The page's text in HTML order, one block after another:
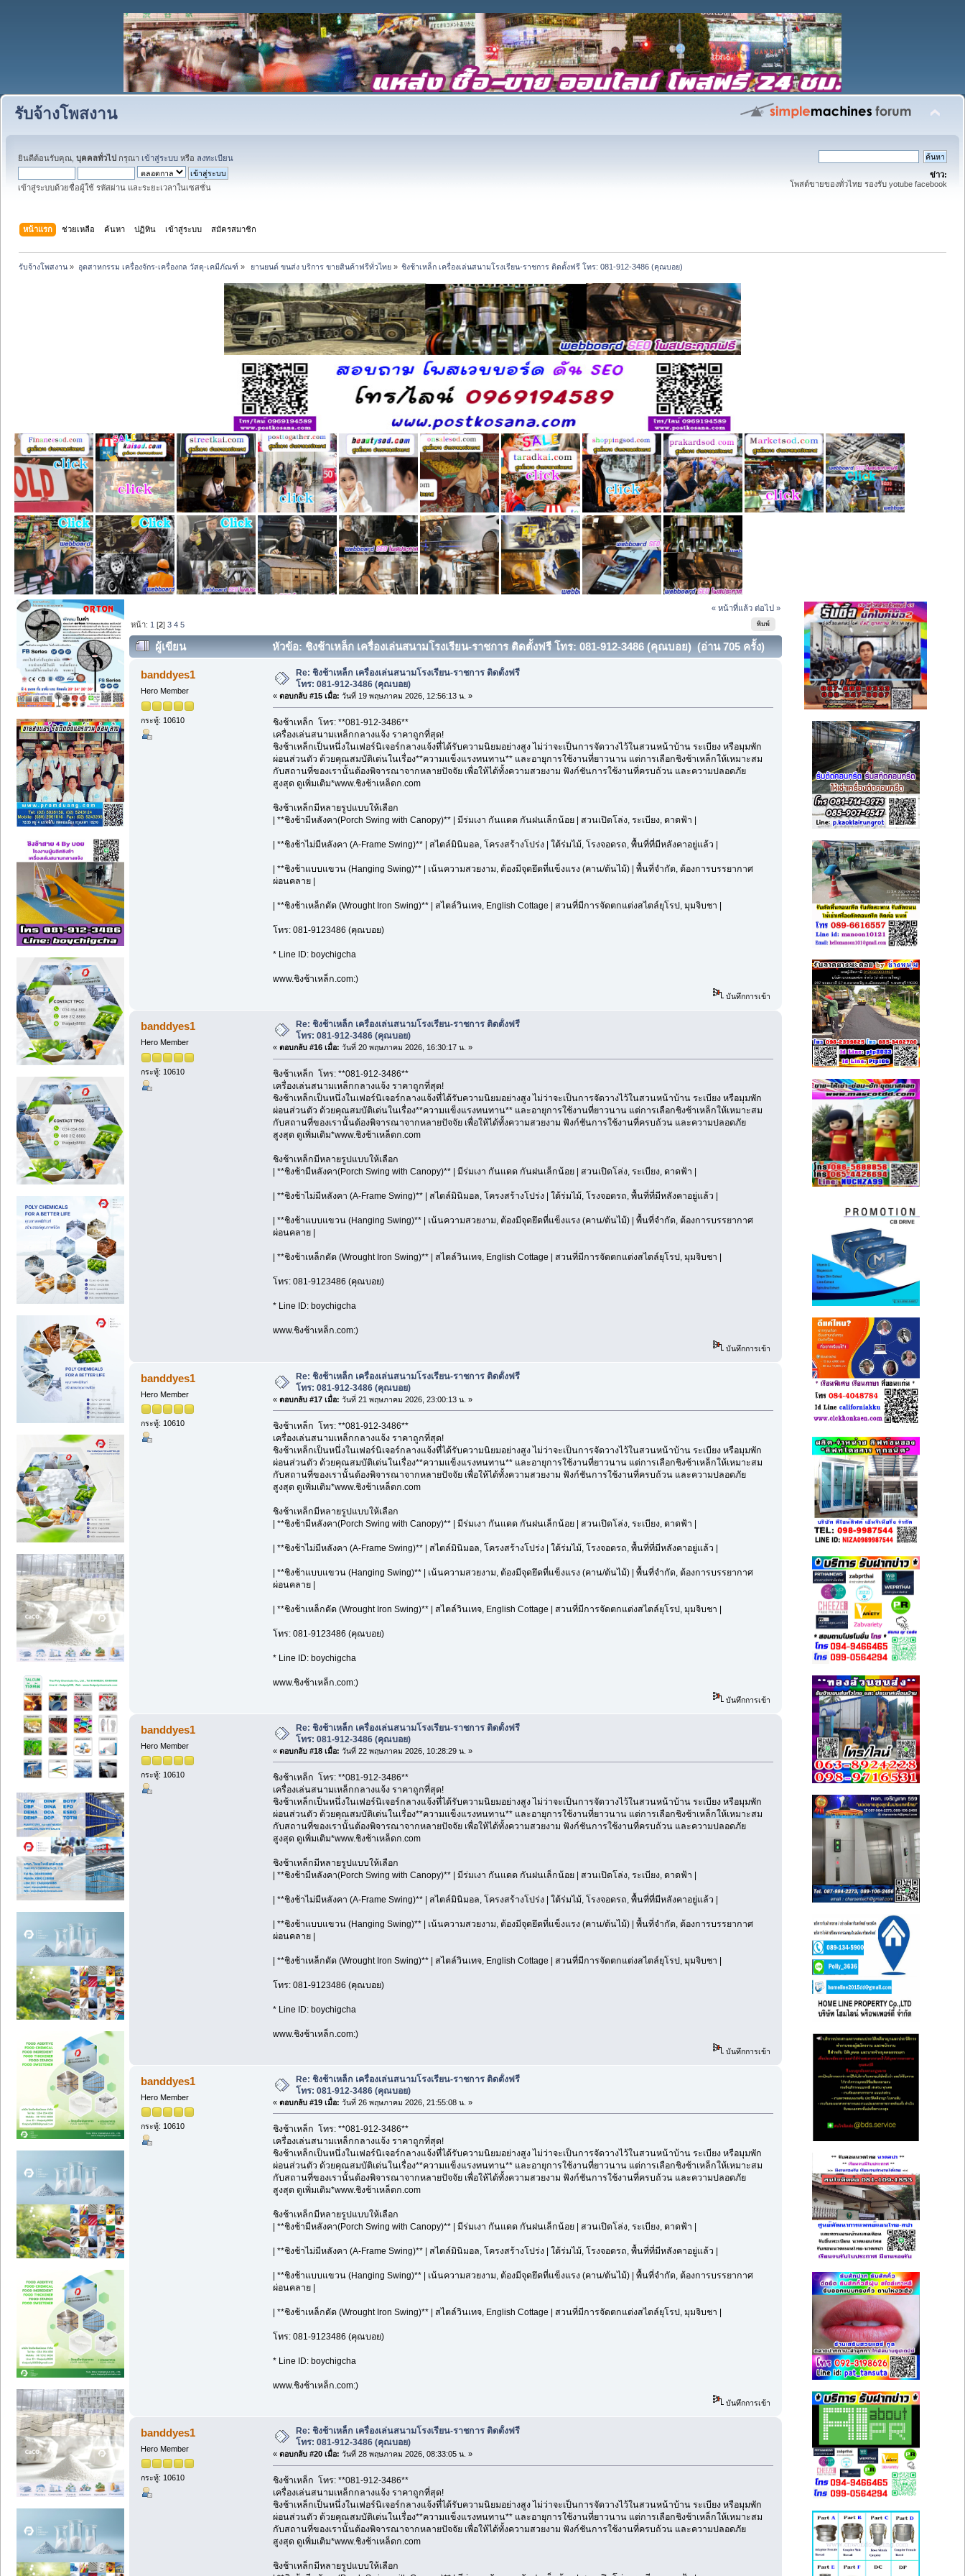
รับจ้างโพสงาน
ยินดีต้อนรับคุณ, บุคคลทั่วไป กรุณา เข้าสู่ระบบ หรือ ลงทะเบียน
เข้าสู่ระบบด้วยชื่อผู้ใช้ รหัสผ่าน และระยะเวลาในเซสชั่น
ข่าว:
โพสต์ขายของทั่วไทย รองรับ yotube facebook
หน้าแรก ช่วยเหลือ ค้นหา ปฏิทิน เข้าสู่ระบบ สมัครสมาชิก
รับจ้างโพสงาน » อุตสาหกรรม เครื่องจักร-เครื่องกล วัสดุ-เคมีภัณฑ์ » ยานยนต์ ขนส่ง บริการ ขายสินค้าฟรีทั่วไทย» ชิงช้าเหล็ก เครื่องเล่นสนามโรงเรียน-ราชการ ติดตั้งฟรี โทร: 081-912-3486 (คุณบอย)
« หน้าที่แล้ว ต่อไป »
พิมพ์
หน้า: 1 [2]3 4 5
ผู้เขียน หัวข้อ: ชิงช้าเหล็ก เครื่องเล่นสนามโรงเรียน-ราชการ ติดตั้งฟรี โทร: 081-912-3486 (คุณบอย) (อ่าน 705 ครั้ง)
banddyes1
Hero Member
กระทู้: 10610
Re: ชิงช้าเหล็ก เครื่องเล่นสนามโรงเรียน-ราชการ ติดตั้งฟรี
โทร: 081-912-3486 (คุณบอย)
« ตอบกลับ #15 เมื่อ: วันที่ 19 พฤษภาคม 2026, 12:56:13 น. »
ชิงช้าเหล็ก โทร: **081-912-3486**
เครื่องเล่นสนามเหล็กกลางแจ้ง ราคาถูกที่สุด!
ชิงช้าเหล็กเป็นหนึ่งในเฟอร์นิเจอร์กลางแจ้งที่ได้รับความนิยมอย่างสูง ไม่ว่าจะเป็นการจัดวางไว้ในสวนหน้าบ้าน ระเบียง หรือมุมพัก
ผ่อนส่วนตัว ด้วยคุณสมบัติเด่นในเรื่อง**ความแข็งแรงทนทาน** และอายุการใช้งานที่ยาวนาน แต่การเลือกชิงช้าเหล็กให้เหมาะสม
กับสถานที่ของเรานั้นต้องพิจารณาจากหลายปัจจัย เพื่อให้ได้ทั้งความสวยงาม ฟังก์ชันการใช้งานที่ครบถ้วน และความปลอดภัย
สูงสุด ดูเพิ่มเติม*www.ชิงช้าเหล็ดก.com
ชิงช้าเหล็กมีหลายรูปแบบให้เลือก
| **ชิงช้ามีหลังคา(Porch Swing with Canopy)** | มีร่มเงา กันแดด กันฝนเล็กน้อย | สวนเปิดโล่ง, ระเบียง, ดาดฟ้า |
| **ชิงช้าไม่มีหลังคา (A-Frame Swing)** | สไตล์มินิมอล, โครงสร้างโปร่ง | ใต้ร่มไม้, โรงจอดรถ, พื้นที่ที่มีหลังคาอยู่แล้ว |
| **ชิงช้าแบบแขวน (Hanging Swing)** | เน้นความสวยงาม, ต้องมีจุดยึดที่แข็งแรง (คาน/ต้นไม้) | พื้นที่จำกัด, ต้องการบรรยากาศ
ผ่อนคลาย |
| **ชิงช้าเหล็กดัด (Wrought Iron Swing)** | สไตล์วินเทจ, English Cottage | สวนที่มีการจัดตกแต่งสไตล์ยุโรป, มุมจิบชา |
โทร: 081-9123486 (คุณบอย)
* Line ID: boychigcha
www.ชิงช้าเหล็ก.com:)
บันทึกการเข้า
banddyes1
Hero Member
กระทู้: 10610
Re: ชิงช้าเหล็ก เครื่องเล่นสนามโรงเรียน-ราชการ ติดตั้งฟรี
โทร: 081-912-3486 (คุณบอย)
« ตอบกลับ #16 เมื่อ: วันที่ 20 พฤษภาคม 2026, 16:30:17 น. »
ชิงช้าเหล็ก โทร: **081-912-3486**
เครื่องเล่นสนามเหล็กกลางแจ้ง ราคาถูกที่สุด!
ชิงช้าเหล็กเป็นหนึ่งในเฟอร์นิเจอร์กลางแจ้งที่ได้รับความนิยมอย่างสูง ไม่ว่าจะเป็นการจัดวางไว้ในสวนหน้าบ้าน ระเบียง หรือมุมพัก
ผ่อนส่วนตัว ด้วยคุณสมบัติเด่นในเรื่อง**ความแข็งแรงทนทาน** และอายุการใช้งานที่ยาวนาน แต่การเลือกชิงช้าเหล็กให้เหมาะสม
กับสถานที่ของเรานั้นต้องพิจารณาจากหลายปัจจัย เพื่อให้ได้ทั้งความสวยงาม ฟังก์ชันการใช้งานที่ครบถ้วน และความปลอดภัย
สูงสุด ดูเพิ่มเติม*www.ชิงช้าเหล็ดก.com
ชิงช้าเหล็กมีหลายรูปแบบให้เลือก
| **ชิงช้ามีหลังคา(Porch Swing with Canopy)** | มีร่มเงา กันแดด กันฝนเล็กน้อย | สวนเปิดโล่ง, ระเบียง, ดาดฟ้า |
| **ชิงช้าไม่มีหลังคา (A-Frame Swing)** | สไตล์มินิมอล, โครงสร้างโปร่ง | ใต้ร่มไม้, โรงจอดรถ, พื้นที่ที่มีหลังคาอยู่แล้ว |
| **ชิงช้าแบบแขวน (Hanging Swing)** | เน้นความสวยงาม, ต้องมีจุดยึดที่แข็งแรง (คาน/ต้นไม้) | พื้นที่จำกัด, ต้องการบรรยากาศ
ผ่อนคลาย |
| **ชิงช้าเหล็กดัด (Wrought Iron Swing)** | สไตล์วินเทจ, English Cottage | สวนที่มีการจัดตกแต่งสไตล์ยุโรป, มุมจิบชา |
โทร: 081-9123486 (คุณบอย)
* Line ID: boychigcha
www.ชิงช้าเหล็ก.com:)
บันทึกการเข้า
banddyes1
Hero Member
กระทู้: 10610
Re: ชิงช้าเหล็ก เครื่องเล่นสนามโรงเรียน-ราชการ ติดตั้งฟรี
โทร: 081-912-3486 (คุณบอย)
« ตอบกลับ #17 เมื่อ: วันที่ 21 พฤษภาคม 2026, 23:00:13 น. »
ชิงช้าเหล็ก โทร: **081-912-3486**
เครื่องเล่นสนามเหล็กกลางแจ้ง ราคาถูกที่สุด!
ชิงช้าเหล็กเป็นหนึ่งในเฟอร์นิเจอร์กลางแจ้งที่ได้รับความนิยมอย่างสูง ไม่ว่าจะเป็นการจัดวางไว้ในสวนหน้าบ้าน ระเบียง หรือมุมพัก
ผ่อนส่วนตัว ด้วยคุณสมบัติเด่นในเรื่อง**ความแข็งแรงทนทาน** และอายุการใช้งานที่ยาวนาน แต่การเลือกชิงช้าเหล็กให้เหมาะสม
กับสถานที่ของเรานั้นต้องพิจารณาจากหลายปัจจัย เพื่อให้ได้ทั้งความสวยงาม ฟังก์ชันการใช้งานที่ครบถ้วน และความปลอดภัย
สูงสุด ดูเพิ่มเติม*www.ชิงช้าเหล็ดก.com
ชิงช้าเหล็กมีหลายรูปแบบให้เลือก
| **ชิงช้ามีหลังคา(Porch Swing with Canopy)** | มีร่มเงา กันแดด กันฝนเล็กน้อย | สวนเปิดโล่ง, ระเบียง, ดาดฟ้า |
| **ชิงช้าไม่มีหลังคา (A-Frame Swing)** | สไตล์มินิมอล, โครงสร้างโปร่ง | ใต้ร่มไม้, โรงจอดรถ, พื้นที่ที่มีหลังคาอยู่แล้ว |
| **ชิงช้าแบบแขวน (Hanging Swing)** | เน้นความสวยงาม, ต้องมีจุดยึดที่แข็งแรง (คาน/ต้นไม้) | พื้นที่จำกัด, ต้องการบรรยากาศ
ผ่อนคลาย |
| **ชิงช้าเหล็กดัด (Wrought Iron Swing)** | สไตล์วินเทจ, English Cottage | สวนที่มีการจัดตกแต่งสไตล์ยุโรป, มุมจิบชา |
โทร: 081-9123486 (คุณบอย)
* Line ID: boychigcha
www.ชิงช้าเหล็ก.com:)
บันทึกการเข้า
banddyes1
Hero Member
กระทู้: 10610
Re: ชิงช้าเหล็ก เครื่องเล่นสนามโรงเรียน-ราชการ ติดตั้งฟรี
โทร: 081-912-3486 (คุณบอย)
« ตอบกลับ #18 เมื่อ: วันที่ 22 พฤษภาคม 2026, 10:28:29 น. »
ชิงช้าเหล็ก โทร: **081-912-3486**
เครื่องเล่นสนามเหล็กกลางแจ้ง ราคาถูกที่สุด!
ชิงช้าเหล็กเป็นหนึ่งในเฟอร์นิเจอร์กลางแจ้งที่ได้รับความนิยมอย่างสูง ไม่ว่าจะเป็นการจัดวางไว้ในสวนหน้าบ้าน ระเบียง หรือมุมพัก
ผ่อนส่วนตัว ด้วยคุณสมบัติเด่นในเรื่อง**ความแข็งแรงทนทาน** และอายุการใช้งานที่ยาวนาน แต่การเลือกชิงช้าเหล็กให้เหมาะสม
กับสถานที่ของเรานั้นต้องพิจารณาจากหลายปัจจัย เพื่อให้ได้ทั้งความสวยงาม ฟังก์ชันการใช้งานที่ครบถ้วน และความปลอดภัย
สูงสุด ดูเพิ่มเติม*www.ชิงช้าเหล็ดก.com
ชิงช้าเหล็กมีหลายรูปแบบให้เลือก
| **ชิงช้ามีหลังคา(Porch Swing with Canopy)** | มีร่มเงา กันแดด กันฝนเล็กน้อย | สวนเปิดโล่ง, ระเบียง, ดาดฟ้า |
| **ชิงช้าไม่มีหลังคา (A-Frame Swing)** | สไตล์มินิมอล, โครงสร้างโปร่ง | ใต้ร่มไม้, โรงจอดรถ, พื้นที่ที่มีหลังคาอยู่แล้ว |
| **ชิงช้าแบบแขวน (Hanging Swing)** | เน้นความสวยงาม, ต้องมีจุดยึดที่แข็งแรง (คาน/ต้นไม้) | พื้นที่จำกัด, ต้องการบรรยากาศ
ผ่อนคลาย |
| **ชิงช้าเหล็กดัด (Wrought Iron Swing)** | สไตล์วินเทจ, English Cottage | สวนที่มีการจัดตกแต่งสไตล์ยุโรป, มุมจิบชา |
โทร: 081-9123486 (คุณบอย)
* Line ID: boychigcha
www.ชิงช้าเหล็ก.com:)
บันทึกการเข้า
banddyes1
Hero Member
กระทู้: 10610
Re: ชิงช้าเหล็ก เครื่องเล่นสนามโรงเรียน-ราชการ ติดตั้งฟรี
โทร: 081-912-3486 (คุณบอย)
« ตอบกลับ #19 เมื่อ: วันที่ 26 พฤษภาคม 2026, 21:55:08 น. »
ชิงช้าเหล็ก โทร: **081-912-3486**
เครื่องเล่นสนามเหล็กกลางแจ้ง ราคาถูกที่สุด!
ชิงช้าเหล็กเป็นหนึ่งในเฟอร์นิเจอร์กลางแจ้งที่ได้รับความนิยมอย่างสูง ไม่ว่าจะเป็นการจัดวางไว้ในสวนหน้าบ้าน ระเบียง หรือมุมพัก
ผ่อนส่วนตัว ด้วยคุณสมบัติเด่นในเรื่อง**ความแข็งแรงทนทาน** และอายุการใช้งานที่ยาวนาน แต่การเลือกชิงช้าเหล็กให้เหมาะสม
กับสถานที่ของเรานั้นต้องพิจารณาจากหลายปัจจัย เพื่อให้ได้ทั้งความสวยงาม ฟังก์ชันการใช้งานที่ครบถ้วน และความปลอดภัย
สูงสุด ดูเพิ่มเติม*www.ชิงช้าเหล็ดก.com
ชิงช้าเหล็กมีหลายรูปแบบให้เลือก
| **ชิงช้ามีหลังคา(Porch Swing with Canopy)** | มีร่มเงา กันแดด กันฝนเล็กน้อย | สวนเปิดโล่ง, ระเบียง, ดาดฟ้า |
| **ชิงช้าไม่มีหลังคา (A-Frame Swing)** | สไตล์มินิมอล, โครงสร้างโปร่ง | ใต้ร่มไม้, โรงจอดรถ, พื้นที่ที่มีหลังคาอยู่แล้ว |
| **ชิงช้าแบบแขวน (Hanging Swing)** | เน้นความสวยงาม, ต้องมีจุดยึดที่แข็งแรง (คาน/ต้นไม้) | พื้นที่จำกัด, ต้องการบรรยากาศ
ผ่อนคลาย |
| **ชิงช้าเหล็กดัด (Wrought Iron Swing)** | สไตล์วินเทจ, English Cottage | สวนที่มีการจัดตกแต่งสไตล์ยุโรป, มุมจิบชา |
โทร: 081-9123486 (คุณบอย)
* Line ID: boychigcha
www.ชิงช้าเหล็ก.com:)
บันทึกการเข้า
banddyes1
Hero Member
กระทู้: 10610
Re: ชิงช้าเหล็ก เครื่องเล่นสนามโรงเรียน-ราชการ ติดตั้งฟรี
โทร: 081-912-3486 (คุณบอย)
« ตอบกลับ #20 เมื่อ: วันที่ 28 พฤษภาคม 2026, 08:33:05 น. »
ชิงช้าเหล็ก โทร: **081-912-3486**
เครื่องเล่นสนามเหล็กกลางแจ้ง ราคาถูกที่สุด!
ชิงช้าเหล็กเป็นหนึ่งในเฟอร์นิเจอร์กลางแจ้งที่ได้รับความนิยมอย่างสูง ไม่ว่าจะเป็นการจัดวางไว้ในสวนหน้าบ้าน ระเบียง หรือมุมพัก
ผ่อนส่วนตัว ด้วยคุณสมบัติเด่นในเรื่อง**ความแข็งแรงทนทาน** และอายุการใช้งานที่ยาวนาน แต่การเลือกชิงช้าเหล็กให้เหมาะสม
กับสถานที่ของเรานั้นต้องพิจารณาจากหลายปัจจัย เพื่อให้ได้ทั้งความสวยงาม ฟังก์ชันการใช้งานที่ครบถ้วน และความปลอดภัย
สูงสุด ดูเพิ่มเติม*www.ชิงช้าเหล็ดก.com
ชิงช้าเหล็กมีหลายรูปแบบให้เลือก